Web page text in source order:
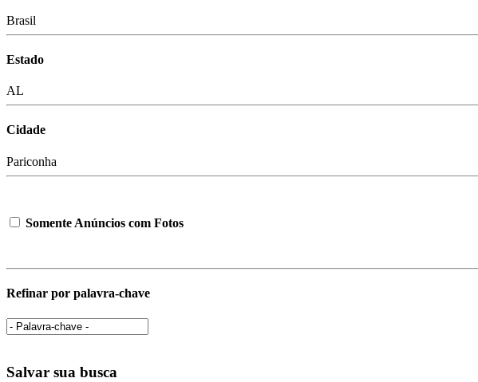
Brasil
Estado
AL
Cidade
Pariconha
Somente Anúncios com Fotos
Refinar por palavra-chave
Salvar sua busca